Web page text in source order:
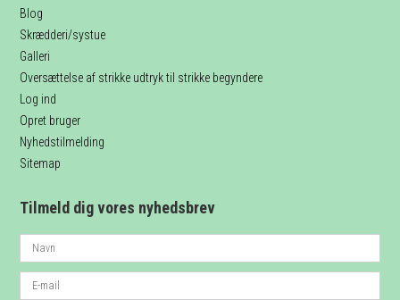
Blog
Skrædderi/systue
Galleri
Oversættelse af strikke udtryk til strikke begyndere
Log ind
Opret bruger
Nyhedstilmelding
Sitemap
Tilmeld dig vores nyhedsbrev